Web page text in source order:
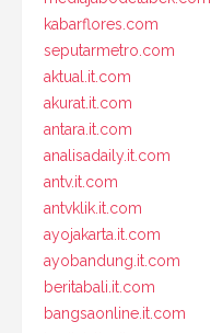
kabarflores.com
seputarmetro.com
aktual.it.com
akurat.it.com
antara.it.com
analisadaily.it.com
antv.it.com
antvklik.it.com
ayojakarta.it.com
ayobandung.it.com
beritabali.it.com
bangsaonline.it.com